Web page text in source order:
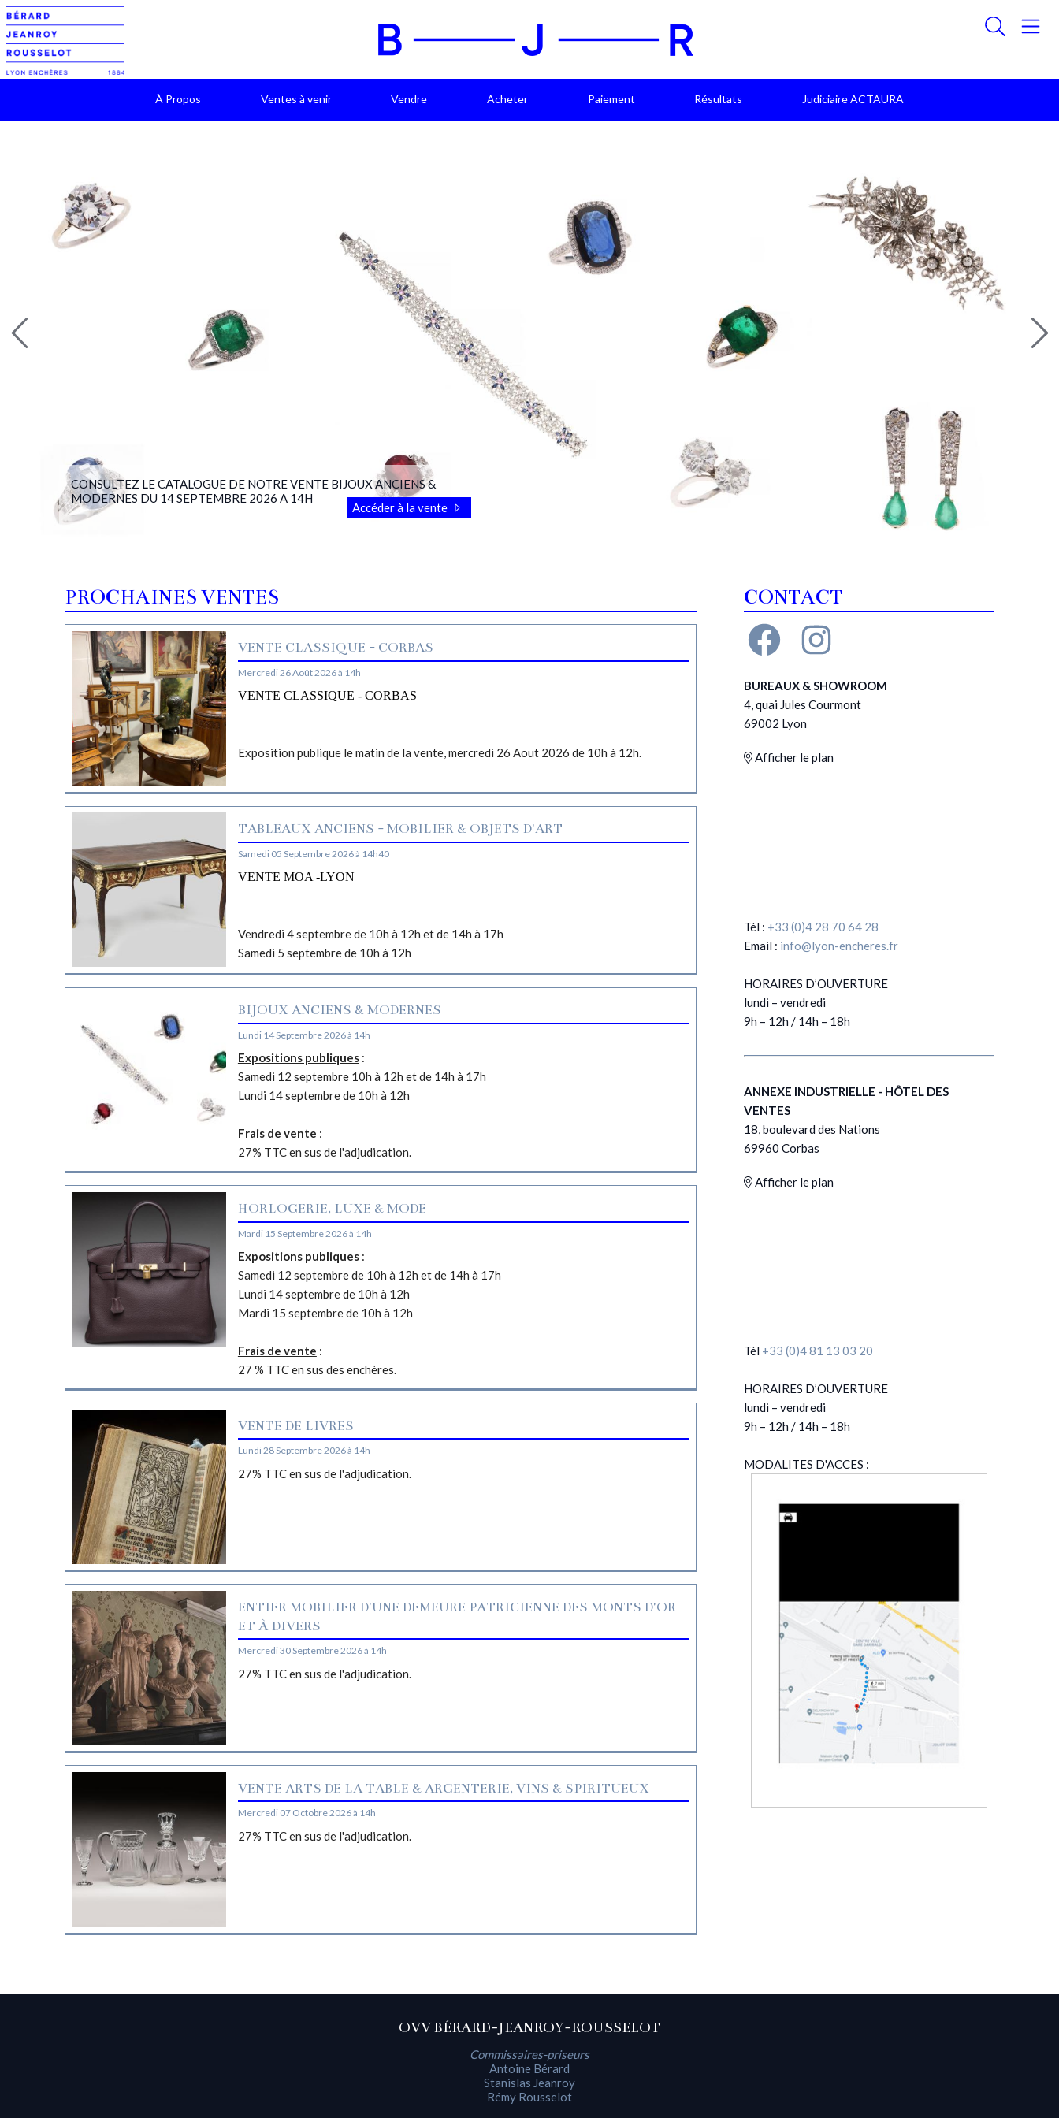
À Propos Ventes à venir Vendre Acheter Paiement Résultats Judiciaire ACTAURA
CONSULTEZ LE CATALOGUE DE NOTRE VENTE BIJOUX ANCIENS &
MODERNES DU 14 SEPTEMBRE 2026 A 14H
Accéder à la vente
PROCHAINES VENTES
VENTE CLASSIQUE - CORBAS
Mercredi 26 Août 2026 à 14h
VENTE CLASSIQUE - CORBAS
Exposition publique le matin de la vente, mercredi 26 Aout 2026 de 10h à 12h.
TABLEAUX ANCIENS - MOBILIER & OBJETS D'ART
Samedi 05 Septembre 2026 à 14h40
VENTE MOA -LYON
Vendredi 4 septembre de 10h à 12h et de 14h à 17h
Samedi 5 septembre de 10h à 12h
BIJOUX ANCIENS & MODERNES
Lundi 14 Septembre 2026 à 14h
Expositions publiques:
Samedi 12 septembre 10h à 12h et de 14h à 17h
Lundi 14 septembre de 10h à 12h
Frais de vente :
27% TTC en sus de l'adjudication.
HORLOGERIE, LUXE & MODE
Mardi 15 Septembre 2026 à 14h
Expositions publiques:
Samedi 12 septembre de 10h à 12h et de 14h à 17h
Lundi 14 septembre de 10h à 12h
Mardi 15 septembre de 10h à 12h
Frais de vente :
27 % TTC en sus des enchères.
VENTE DE LIVRES
Lundi 28 Septembre 2026 à 14h
27% TTC en sus de l'adjudication.
ENTIER MOBILIER D'UNE DEMEURE PATRICIENNE DES MONTS D'OR
ET À DIVERS
Mercredi 30 Septembre 2026 à 14h
27% TTC en sus de l'adjudication.
VENTE ARTS DE LA TABLE & ARGENTERIE, VINS & SPIRITUEUX
Mercredi 07 Octobre 2026 à 14h
27% TTC en sus de l'adjudication.
CONTACT
BUREAUX & SHOWROOM
4, quai Jules Courmont
69002 Lyon
Afficher le plan
Tél : +33 (0)4 28 70 64 28
Email : info@lyon-encheres.fr
HORAIRES D’OUVERTURE
lundi – vendredi
9h – 12h / 14h – 18h
ANNEXE INDUSTRIELLE - HÔTEL DES
VENTES
18, boulevard des Nations
69960 Corbas
Afficher le plan
Tél +33 (0)4 81 13 03 20
HORAIRES D’OUVERTURE
lundi – vendredi
9h – 12h / 14h – 18h
MODALITES D'ACCES :
OVV BÉRARD-JEANROY-ROUSSELOT
Commissaires-priseurs
Antoine Bérard
Stanislas Jeanroy
Rémy Rousselot